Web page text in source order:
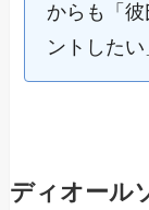
からも「
ントしたい
ディオール